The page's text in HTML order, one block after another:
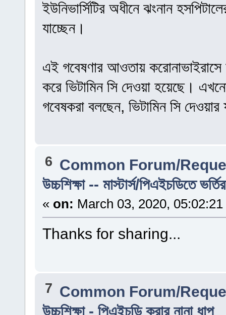
ইউনিভার্সিটির অধীনে ঝংনান
যাচ্ছেন।
এই গবেষণার আওতায়
করে ভিটামিন সি দেওয়া হয়েছে।
গবেষকরা বলছেন, ভিটামিন সি
6 Common Forum/
উচ্চশিক্ষা -- মাস্টার্স/পিএইচডিতে
« on: March 03, 2020,
Thanks for sharing...
7 Common Forum/
উচ্চশিক্ষা - পিএইচডি করার নানা ধাপ